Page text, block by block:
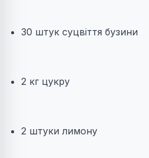
30 штук суцвіття бузини
2 кг цукру
2 штуки лимону